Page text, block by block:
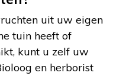
uit uw eigen
tuin heeft of
kunt u zelf uw
en herborist